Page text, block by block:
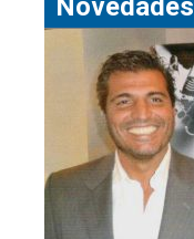
Novedades